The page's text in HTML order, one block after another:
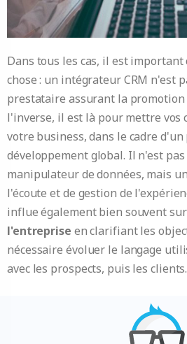
Dans tous les cas, il est
chose : un intégrateur CRM n'est
prestataire assurant la promotion
l'inverse, il est là pour mettre vos
votre business, dans le cadre
développement global. Il n'est
manipulateur de données, mais
l'écoute et de gestion de
influe également bien souvent
l'entreprise en clarifiant les
nécessaire évoluer le langage
avec les prospects, puis les clients.